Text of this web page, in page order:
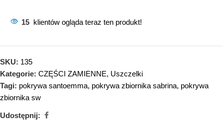
15 klientów ogląda teraz ten produkt!
SKU: 135
Kategorie: CZĘŚCI ZAMIENNE, Uszczelki
Tagi: pokrywa santoemma, pokrywa zbiornika sabrina, pokrywa
zbiornika sw
Udostępnij: